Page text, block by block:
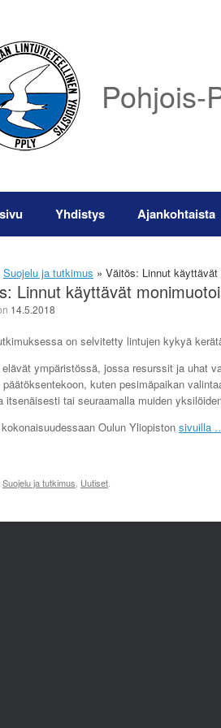
Pohjois-
Yhdistys Ajankohtaista
Suojelu ja tutkimus » Väitös: Linnut
Linnut käyttävät
14.5.2018
on selvitetty lintujen kykyä
ympäristössä, jossa resurssit ja uhat
päätöksentekoon, kuten pesimäpaikan
itsenäisesti tai seuraamalla muiden
Oulun Yliopiston sivuilla
Suojelu ja tutkimus Uutiset